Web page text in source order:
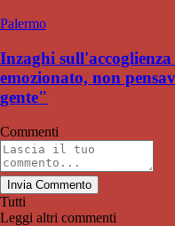
Palermo
Inzaghi
emozionato, non
gente"
Commenti
Invia Commento
Tutti
Leggi altri commenti